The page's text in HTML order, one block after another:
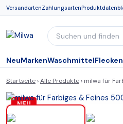
VersandartenZahlungsarten
NeuMarkenWaschmittelFlecken
Startseite ›Alle Produkte › milwa für
NEU